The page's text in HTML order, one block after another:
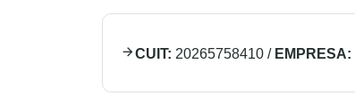
CUIT: 20265758410 / EMPRESA: